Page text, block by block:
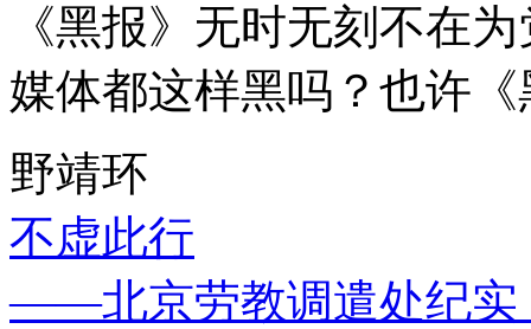
《黑报》无时无刻不在
媒体都这样黑吗？也许
野靖环
不虚此行
——北京劳教调遣处纪实